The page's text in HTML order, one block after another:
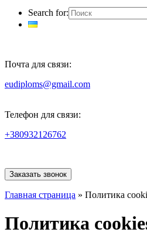
Search for:
Почта для связи:
eudiploms@gmail.com
Телефон для связи:
+380932126762
Заказать звонок
Главная страница » Политика
Политика